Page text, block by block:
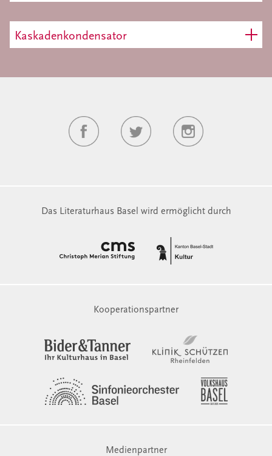
Kaskadenkondensator
Das Literaturhaus Basel wird ermöglicht durch
Kooperationspartner
Medienpartner